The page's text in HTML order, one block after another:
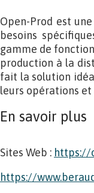
Open-Prod est
besoins
gamme de
production à la
fait la solution
leurs opérations
En savoir plus
Sites Web : https://
https://